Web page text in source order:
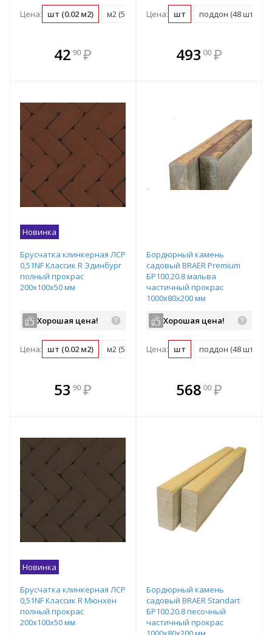
Цена: шт (0.02 м2) м2 (50 шт) поддон (540 шт)
42 90 ₽
В комплекте
всегда выгоднее!
Цена: шт поддон (48 шт)
В комплекте
всегда выгоднее!
493 00 ₽
Новинка
Брусчатка клинкерная ЛСР
0,51NF Классик R Эдинбург
полный прокрас
200х100х50 мм
Хорошая цена!
Цена: шт (0.02 м2) м2 (50 шт) поддон (540 шт)
53 90 ₽
В комплекте
всегда выгоднее!
Бордюрный камень
садовый BRAER Premium
БР100.20.8 мальва
частичный прокрас
1000х80х200 мм
Хорошая цена!
Цена: шт поддон (48 шт)
В комплекте
всегда выгоднее!
568 00 ₽
Новинка
Брусчатка клинкерная ЛСР
0,51NF Классик R Мюнхен
полный прокрас
200х100х50 мм
Бордюрный камень
садовый BRAER Standart
БР100.20.8 песочный
частичный прокрас